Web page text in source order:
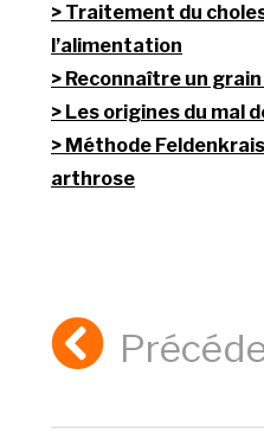
Traitement du
l’alimentation
Reconnaître un
Les origines du mal
Méthode
arthrose